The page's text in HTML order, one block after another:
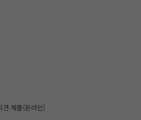
견 제출(온라인)